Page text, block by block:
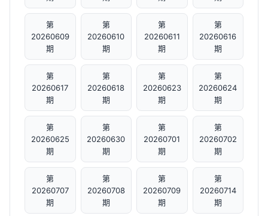
第
20260609
期
第
20260610
期
第
20260611
期
第
20260616
期
第
20260617
期
第
20260618
期
第
20260623
期
第
20260624
期
第
20260625
期
第
20260630
期
第
20260701
期
第
20260702
期
第
20260707
期
第
20260708
期
第
20260709
期
第
20260714
期